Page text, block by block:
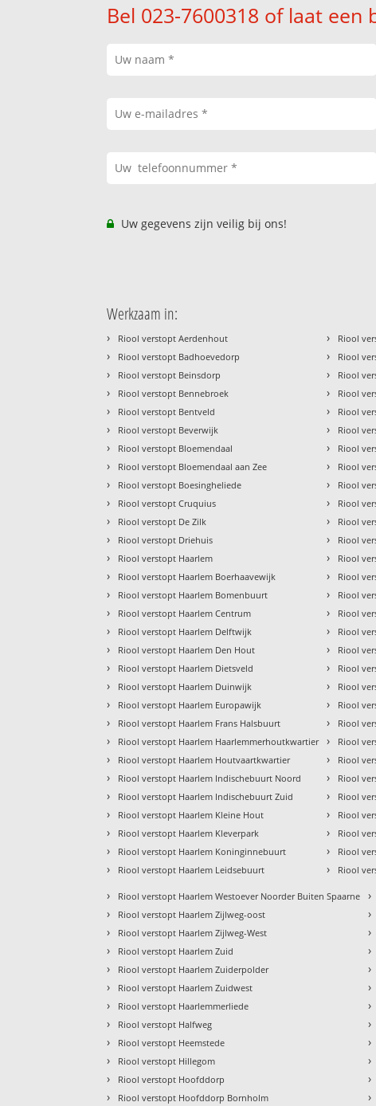
Bel 023-7600318 of laat
Uw gegevens zijn veilig bij ons!
Werkzaam in:
› Riool verstopt Aerdenhout
› Riool verstopt Badhoevedorp
› Riool verstopt Beinsdorp
› Riool verstopt Bennebroek
› Riool verstopt Bentveld
› Riool verstopt Beverwijk
› Riool verstopt Bloemendaal
› Riool verstopt Bloemendaal aan Zee
› Riool verstopt Boesingheliede
› Riool verstopt Cruquius
› Riool verstopt De Zilk
› Riool verstopt Driehuis
› Riool verstopt Haarlem
› Riool verstopt Haarlem Boerhaavewijk
› Riool verstopt Haarlem Bomenbuurt
› Riool verstopt Haarlem Centrum
› Riool verstopt Haarlem Delftwijk
› Riool verstopt Haarlem Den Hout
› Riool verstopt Haarlem Dietsveld
› Riool verstopt Haarlem Duinwijk
› Riool verstopt Haarlem Europawijk
› Riool verstopt Haarlem Frans Halsbuurt
› Riool verstopt Haarlem Haarlemmerhoutkwartier
› Riool verstopt Haarlem Houtvaartkwartier
› Riool verstopt Haarlem Indischebuurt Noord
› Riool verstopt Haarlem Indischebuurt Zuid
› Riool verstopt Haarlem Kleine Hout
› Riool verstopt Haarlem Kleverpark
› Riool verstopt Haarlem Koninginnebuurt
› Riool verstopt Haarlem Leidsebuurt
› Riool
› Riool
› Riool
› Riool
› Riool
› Riool
› Riool
› Riool
› Riool
› Riool
› Riool
› Riool
› Riool
› Riool
› Riool
› Riool
› Riool
› Riool
› Riool
› Riool
› Riool
› Riool
› Riool
› Riool
› Riool
› Riool
› Riool
› Riool
› Riool
› Riool
› Riool verstopt Haarlem Westoever Noorder Buiten Spaarne
› Riool verstopt Haarlem Zijlweg-oost
› Riool verstopt Haarlem Zijlweg-West
› Riool verstopt Haarlem Zuid
› Riool verstopt Haarlem Zuiderpolder
› Riool verstopt Haarlem Zuidwest
› Riool verstopt Haarlemmerliede
› Riool verstopt Halfweg
› Riool verstopt Heemstede
› Riool verstopt Hillegom
› Riool verstopt Hoofddorp
› Riool verstopt Hoofddorp Bornholm
›
›
›
›
›
›
›
›
›
›
›
›